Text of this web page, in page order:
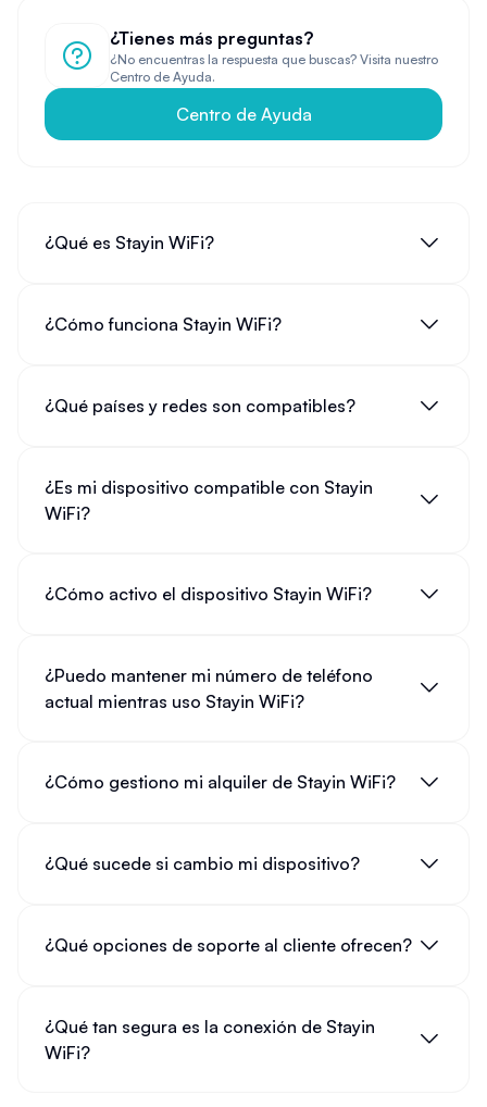
¿Tienes más preguntas?
¿No encuentras la respuesta que buscas? Visita nuestro
Centro de Ayuda.
Centro de Ayuda
¿Qué es Stayin WiFi?
¿Cómo funciona Stayin WiFi?
¿Qué países y redes son compatibles?
¿Es mi dispositivo compatible con Stayin
WiFi?
¿Cómo activo el dispositivo Stayin WiFi?
¿Puedo mantener mi número de teléfono
actual mientras uso Stayin WiFi?
¿Cómo gestiono mi alquiler de Stayin WiFi?
¿Qué sucede si cambio mi dispositivo?
¿Qué opciones de soporte al cliente ofrecen?
¿Qué tan segura es la conexión de Stayin
WiFi?